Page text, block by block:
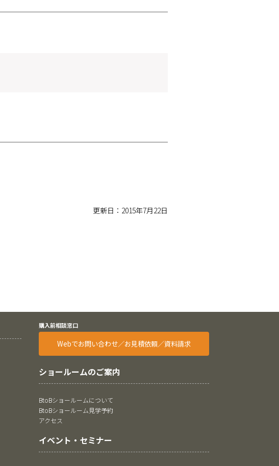
更新日：2015年7月22日
購入前相談窓口
Webでお問い合わせ／お見積依頼／資料請求
ショールームのご案内
BtoBショールームについて
BtoBショールーム見学予約
アクセス
イベント・セミナー